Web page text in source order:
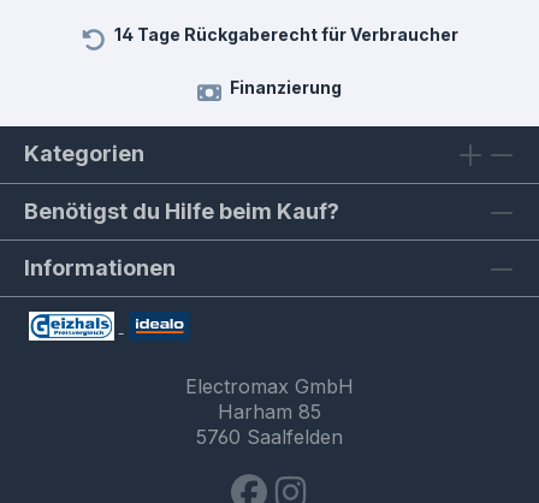
14 Tage Rückgaberecht für Verbraucher
Finanzierung
Kategorien
Benötigst du Hilfe beim Kauf?
Informationen
Electromax GmbH
Harham 85
5760 Saalfelden